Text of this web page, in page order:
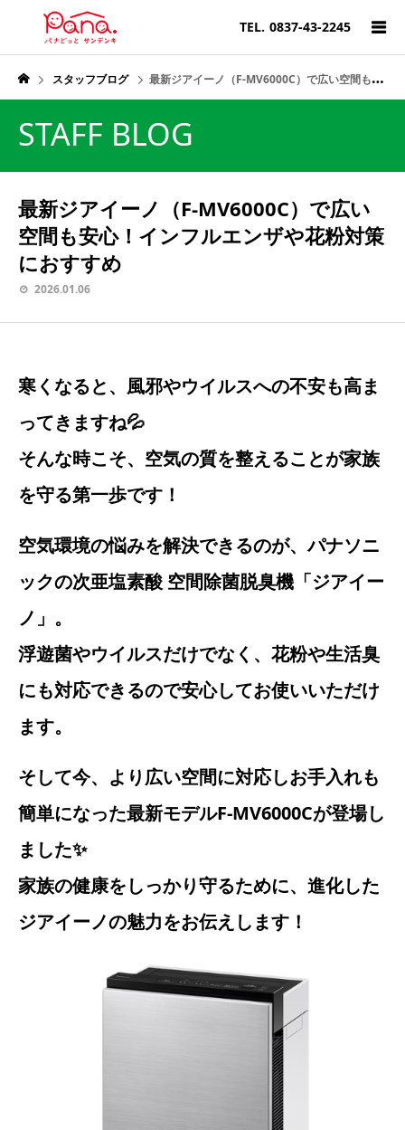
TEL. 0837-43-2245
スタッフブログ 最新ジアイーノ（F-MV6000C）で広い空間も安心！インフルエンザや花粉対策におすすめ
STAFF BLOG
最新ジアイーノ（F-MV6000C）で広い
空間も安心！インフルエンザや花粉対策
におすすめ
2026.01.06
寒くなると、風邪やウイルスへの不安も高ま
ってきますね💦
そんな時こそ、空気の質を整えることが家族
を守る第一歩です！
空気環境の悩みを解決できるのが、パナソニ
ックの次亜塩素酸 空間除菌脱臭機「ジアイー
ノ」。
浮遊菌やウイルスだけでなく、花粉や生活臭
にも対応できるので安心してお使いいただけ
ます。
そして今、より広い空間に対応しお手入れも
簡単になった最新モデルF-MV6000Cが登場し
ました✨
家族の健康をしっかり守るために、進化した
ジアイーノの魅力をお伝えします！